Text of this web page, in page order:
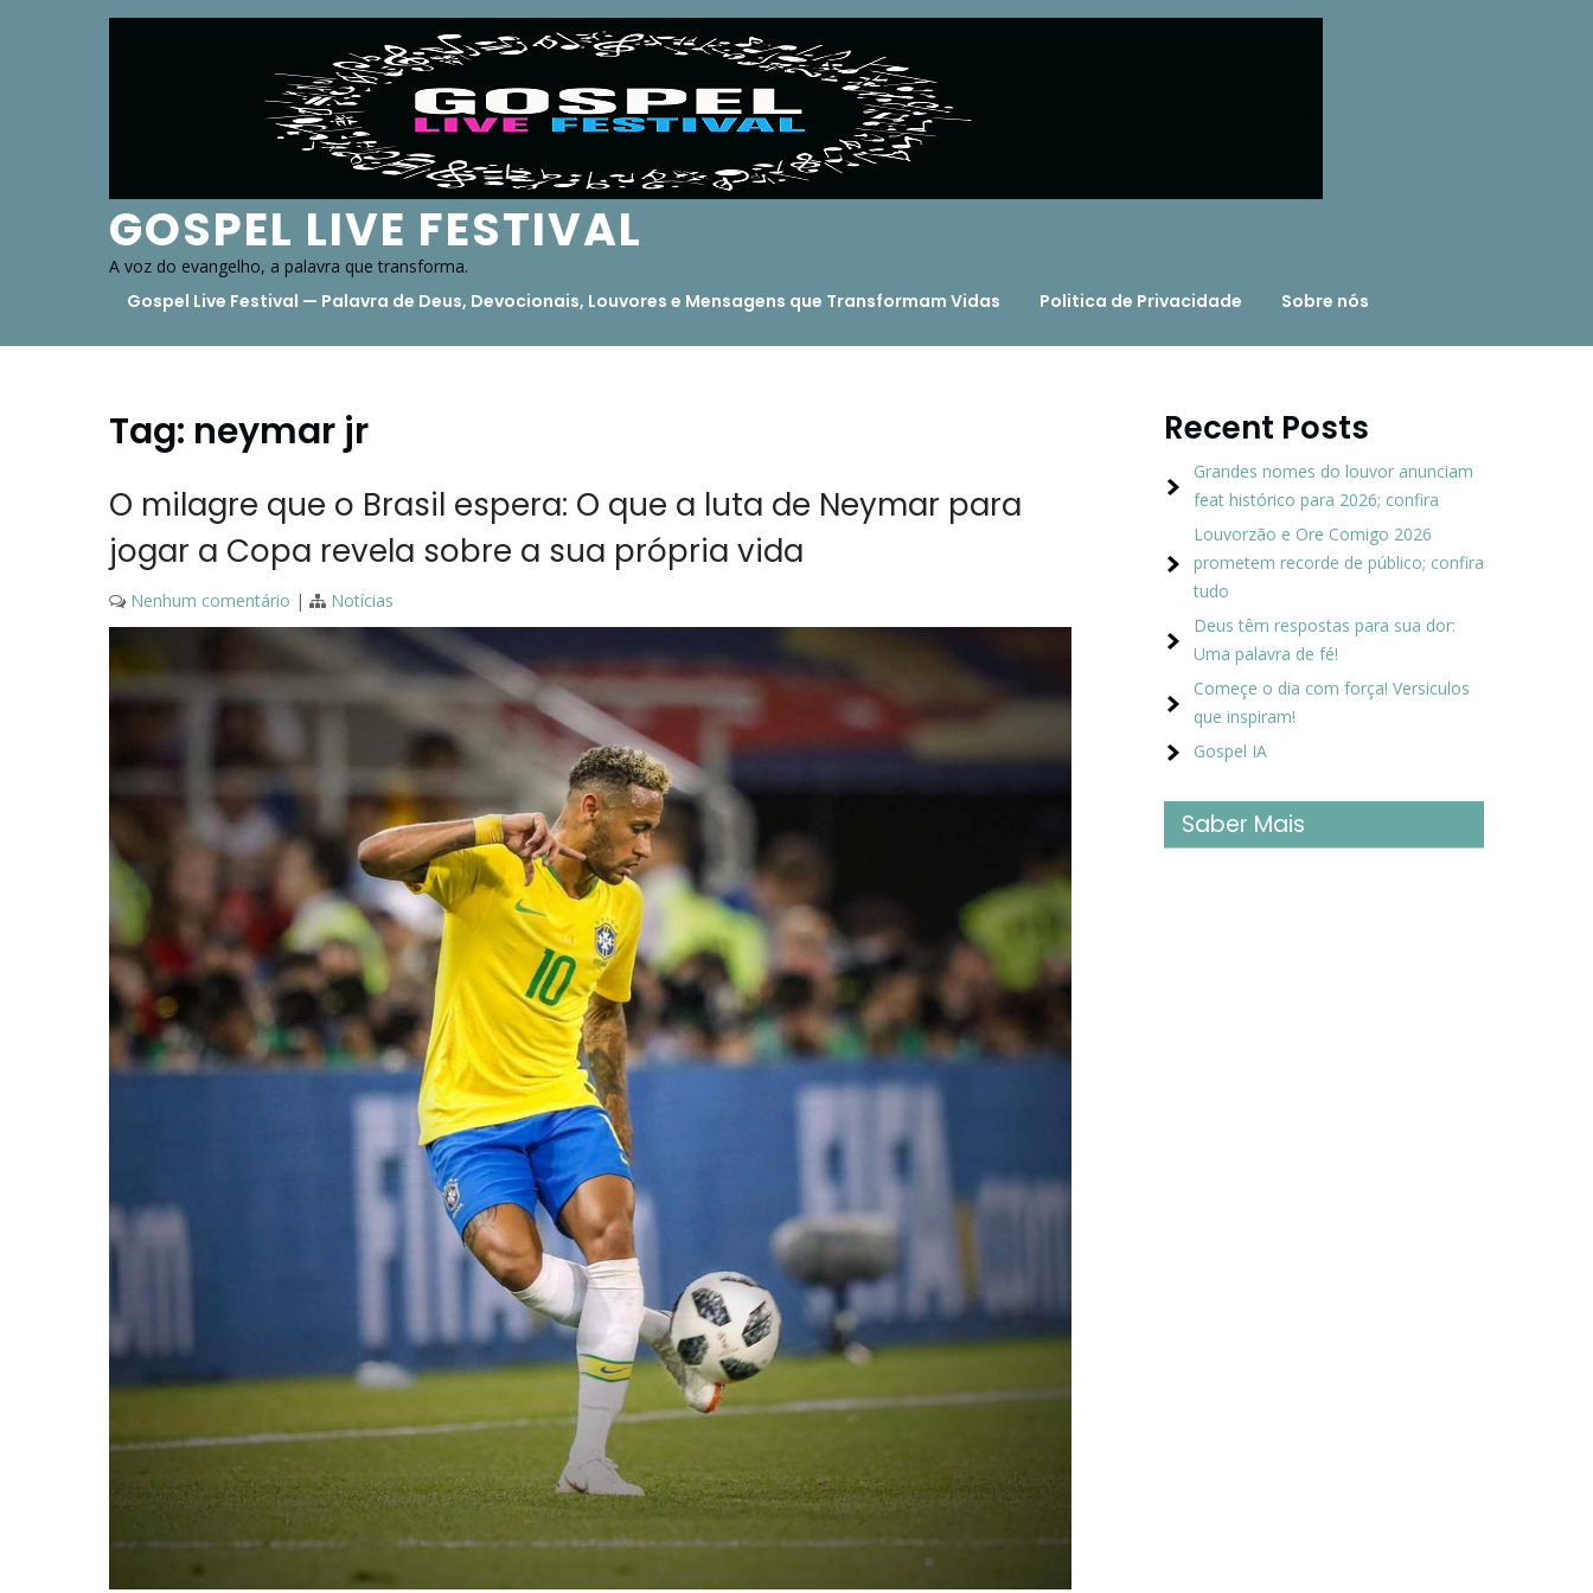
GOSPEL LIVE FESTIVAL
A voz do evangelho, a palavra que transforma.
Gospel Live Festival — Palavra de Deus, Devocionais, Louvores e Mensagens que Transformam Vidas Politica de Privacidade Sobre nós
Tag: neymar jr
O milagre que o Brasil espera: O que a luta de Neymar para
jogar a Copa revela sobre a sua própria vida
Nenhum comentário | Notícias
Recent Posts
Grandes nomes do louvor anunciam
feat histórico para 2026; confira
Louvorzão e Ore Comigo 2026
prometem recorde de público; confira
tudo
Deus têm respostas para sua dor:
Uma palavra de fé!
Começe o dia com força! Versiculos
que inspiram!
Gospel IA
Saber Mais